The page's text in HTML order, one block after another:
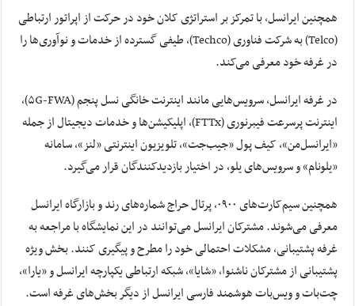
همچنین ایرانسل، با تمرکز بر استراتژی کلان خود در حرکت از اپراتور ارتباطی
(Telco) به شرکت فناوری (Techco)، طیفی گسترده از خدمات و نوآوری‌ها را
در غرفه خود معرفی می‌کند.
در غرفه ایرانسل، سرویس‌هایی مانند اینترنت خانگی نسل پنجم (۵G-FWA)،
اینترنت پرسرعت فیبرنوری (FTTx)، اپلیکیشن‌ها و خدمات دیجیتال از جمله
«ایرانسل‌من»، کیف پول «جیب‌جت»، تلویزیون اینترنتی «لنز»، سامانه
«یلونام» و سرویس‌های یلو، در اختیار بازدیدکنندگان قرار می‌گیرد.
همچنین سیم‌کارت‌های ۰۹۰۰، پرتال حراج شماره‌های رند و بازارگاه ایرانسل
معرفی می‌شوند. مشترکان ایرانسل می‌توانند در این نمایشگاه با مراجعه به
غرفه پشتیبانی، مشکلات احتمالی خود را مطرح و پیگیری کنند. بخش ویژه
پشتیبانی از مشترکان ناشنوا، «شایا»، شبکه ارتباطی یکپارچه ایرانسل و «یارا»،
چت‌بات و ویس‌بات هوشمند فارسی ایرانسل از دیگر بخش‌های غرفه است.